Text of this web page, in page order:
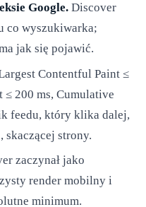
Google. Discover
co wyszukiwarka;
jak się pojawić.
Contentful Paint ≤
≤ 200 ms, Cumulative
feedu, który klika dalej,
strony.
zaczynał jako
render mobilny i
minimum.